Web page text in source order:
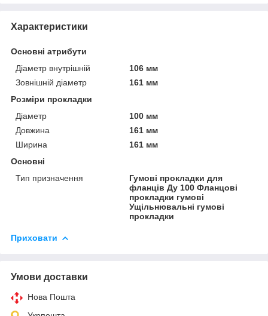
Характеристики
Основні атрибути
Діаметр внутрішній
106 мм
Зовнішній діаметр
161 мм
Розміри прокладки
Діаметр
100 мм
Довжина
161 мм
Ширина
161 мм
Основні
Тип призначення
Гумові прокладки для
фланців Ду 100 Фланцові
прокладки гумові
Ущільнювальні гумові
прокладки
Приховати
Умови доставки
Нова Пошта